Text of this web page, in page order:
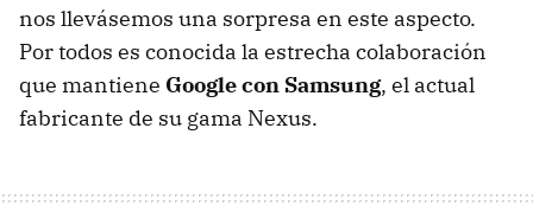
nos llevásemos una sorpresa en este aspecto.
Por todos es conocida la estrecha colaboración
que mantiene Google con Samsung, el actual
fabricante de su gama Nexus.